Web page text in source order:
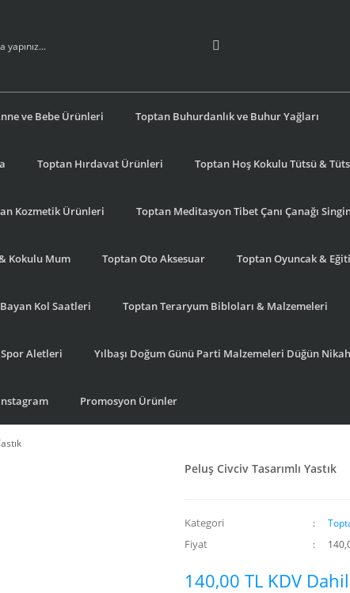
ve Bebe Ürünleri Toptan Buhurdanlık ve Buhur Yağları
Toptan Hırdavat Ürünleri Toptan Hoş Kokulu Tütsü &
Kozmetik Ürünleri Toptan Meditasyon Tibet Çanı Çanağı
Kokulu Mum Toptan Oto Aksesuar Toptan Oyuncak &
Kol Saatleri Toptan Teraryum Bibloları & Malzemeleri
Aletleri Yılbaşı Doğum Günü Parti Malzemeleri Düğün
Promosyon Ürünler
Peluş Civciv Tasarımlı Yastık
Kategori
Fiyat
140,00 TL KDV Dahil